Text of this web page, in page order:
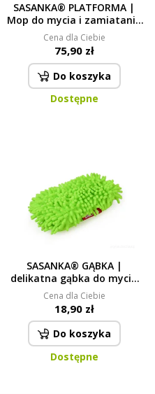
SASANKA® PLATFORMA |
Mop do mycia i zamiatania
gładkich powierzchni + 2
nakładki
Cena dla Ciebie
75,90 zł
Do koszyka
Dostępne
SASANKA® GĄBKA |
delikatna gąbka do mycia
auta & domu | 24 × 15 cm
Cena dla Ciebie
18,90 zł
Do koszyka
Dostępne